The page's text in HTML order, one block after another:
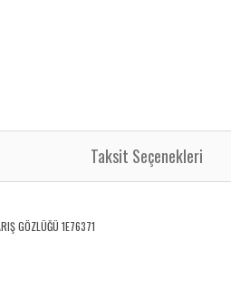
Taksit Seçenekleri
GÖZLÜĞÜ 1E76371